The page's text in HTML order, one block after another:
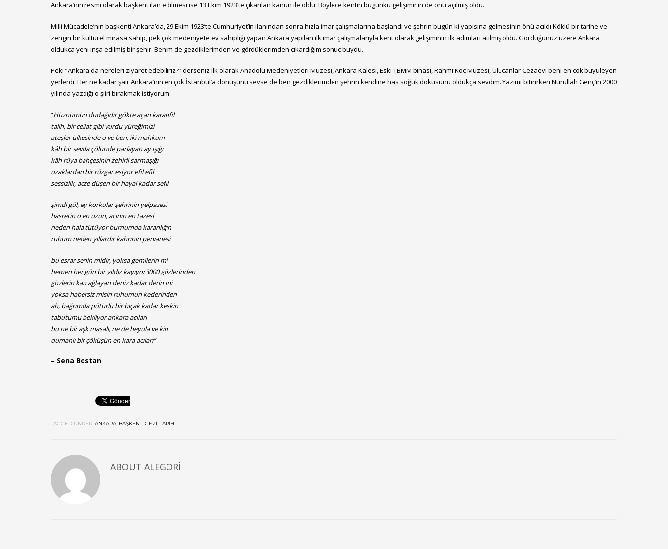
Ankara’nın resmi olarak başkent ilan edilmesi ise 13 Ekim 1923’te çıkarılan kanun ile oldu. Böylece kentin bugünkü gelişiminin de önü açılmış oldu.
Milli Mücadele’nin başkenti Ankara’da, 29 Ekim 1923’te Cumhuriyet’in ilanından sonra hızla imar çalışmalarına başlandı ve şehrin bugün ki yapısına gelmesinin önü açıldı Köklü bir tarihe ve
zengin bir kültürel mirasa sahip, pek çok medeniyete ev sahipliği yapan Ankara yapılan ilk imar çalışmalarıyla kent olarak gelişiminin ilk adımları atılmış oldu. Gördüğünüz üzere Ankara
oldukça yeni inşa edilmiş bir şehir. Benim de gezdiklerimden ve gördüklerimden çıkardığım sonuç buydu.
Peki “Ankara da nereleri ziyaret edebiliriz?” derseniz ilk olarak Anadolu Medeniyetleri Müzesi, Ankara Kalesi, Eski TBMM binası, Rahmi Koç Müzesi, Ulucanlar Cezaevi beni en çok büyüleyen
yerlerdi. Her ne kadar şair Ankara’nın en çok İstanbul’a dönüşünü sevse de ben gezdiklerimden şehrin kendine has soğuk dokusunu oldukça sevdim. Yazımı bitirirken Nurullah Genç’in 2000
yılında yazdığı o şiiri bırakmak istiyorum:
“Hüznümün dudağıdır gökte açan karanfil
talih, bir cellat gibi vurdu yüreğimizi
ateşler ülkesinde o ve ben, iki mahkum
kâh bir sevda çölünde parlayan ay ışığı
kâh rüya bahçesinin zehirli sarmaşığı
uzaklardan bir rüzgar esiyor efil efil
sessizlik, acze düşen bir hayal kadar sefil
şimdi gül, ey korkular şehrinin yelpazesi
hasretin o en uzun, acının en tazesi
neden hala tütüyor burnumda karanlığın
ruhum neden yıllardır kahrının pervanesi
bu esrar senin midir, yoksa gemilerin mi
hemen her gün bir yıldız kayıyor3000 gözlerinden
gözlerin kan ağlayan deniz kadar derin mi
yoksa habersiz misin ruhumun kederinden
ah, bağrımda pütürlü bir bıçak kadar keskin
tabutumu bekliyor ankara acıları
bu ne bir aşk masalı, ne de heyula ve kin
dumanlı bir çöküşün en kara acıları”
– Sena Bostan
TAGGED UNDER: ANKARA, BAŞKENT, GEZI,TARIH
ABOUT ALEGORI